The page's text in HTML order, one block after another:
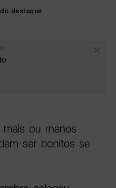
destaque
mais ou menos
ser bonitos se